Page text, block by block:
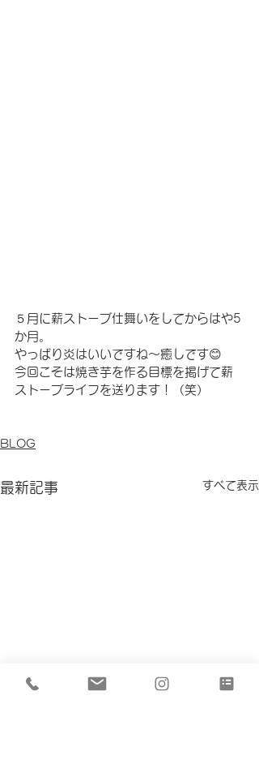
５月に薪ストーブ仕舞いをしてからはや5
か月。
やっぱり炎はいいですね～癒しです😊
今回こそは焼き芋を作る目標を掲げて薪
ストーブライフを送ります！（笑）
BLOG
最新記事 すべて表示